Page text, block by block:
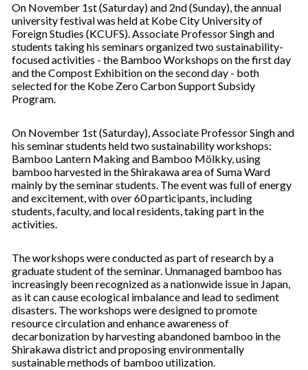
On November 1st (Saturday) and 2nd (Sunday), the annual
university festival was held at Kobe City University of
Foreign Studies (KCUFS). Associate Professor Singh and
students taking his seminars organized two sustainability-
focused activities - the Bamboo Workshops on the first day
and the Compost Exhibition on the second day - both
selected for the Kobe Zero Carbon Support Subsidy
Program.
On November 1st (Saturday), Associate Professor Singh and
his seminar students held two sustainability workshops:
Bamboo Lantern Making and Bamboo Mölkky, using
bamboo harvested in the Shirakawa area of Suma Ward
mainly by the seminar students. The event was full of energy
and excitement, with over 60 participants, including
students, faculty, and local residents, taking part in the
activities.
The workshops were conducted as part of research by a
graduate student of the seminar. Unmanaged bamboo has
increasingly been recognized as a nationwide issue in Japan,
as it can cause ecological imbalance and lead to sediment
disasters. The workshops were designed to promote
resource circulation and enhance awareness of
decarbonization by harvesting abandoned bamboo in the
Shirakawa district and proposing environmentally
sustainable methods of bamboo utilization.